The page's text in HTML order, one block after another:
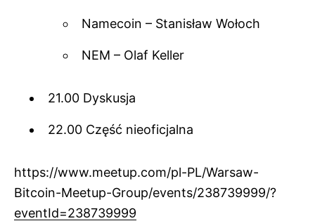
Namecoin – Stanisław Wołoch
NEM – Olaf Keller
21.00 Dyskusja
22.00 Część nieoficjalna
https://www.meetup.com/pl-PL/Warsaw-
Bitcoin-Meetup-Group/events/238739999/?
eventId=238739999